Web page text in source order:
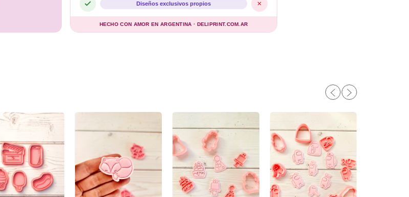
Diseños exclusivos propios
HECHO CON AMOR EN ARGENTINA · DELIPRINT.COM.AR